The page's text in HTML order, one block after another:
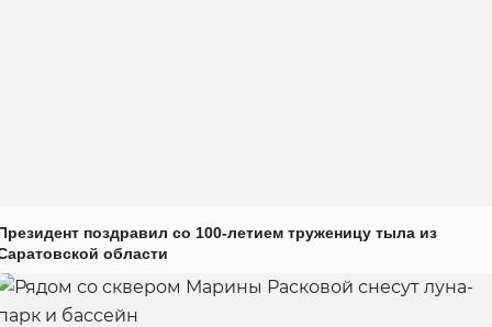
поздравил со 100-летием труженицу тыла из
области